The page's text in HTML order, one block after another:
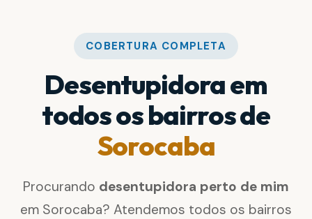
COBERTURA COMPLETA
Desentupidora em
todos os bairros de
Sorocaba
Procurando desentupidora perto de mim
em Sorocaba? Atendemos todos os bairros